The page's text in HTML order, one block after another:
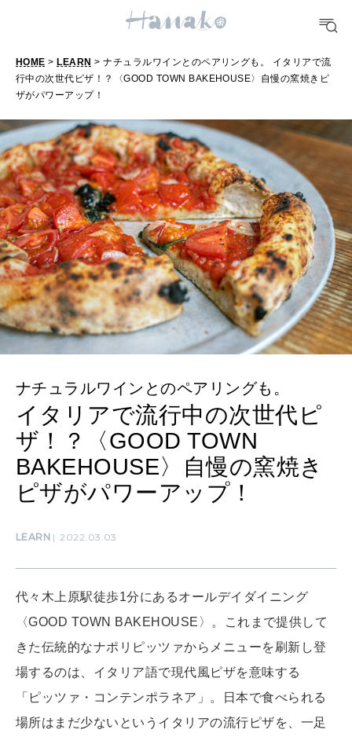
TRAVEL
どこ行く？
FORTUNE
明日のわたし
[12星座別] Weekly Holoscope
[12星座別] Monthly Love Holoscope
女神まり愛のタロットメッセージ
算命学がわかる今月のあなた
HEALTH
自分にやさしく
LEARN
知る、考える
ママもいろいろ
SUSTAINABLE
わたしができること
いい人生って？
MAGAZINE
特集
HOME > LEARN > ナチュラルワインとのペアリングも。 イタリアで流
行中の次世代ピザ！？〈GOOD TOWN BAKEHOUSE〉自慢の窯焼きピ
ザがパワーアップ！
ナチュラルワインとのペアリングも。
イタリアで流行中の次世代ピ
ザ！？〈GOOD TOWN
BAKEHOUSE〉自慢の窯焼き
ピザがパワーアップ！
LEARN 2022.03.03
代々木上原駅徒歩1分にあるオールデイダイニング
〈GOOD TOWN BAKEHOUSE〉。これまで提供して
きた伝統的なナポリピッツァからメニューを刷新し登
場するのは、イタリア語で現代風ピザを意味する
「ピッツァ・コンテンポラネア」。日本で食べられる
場所はまだ少ないというイタリアの流行ピザを、一足